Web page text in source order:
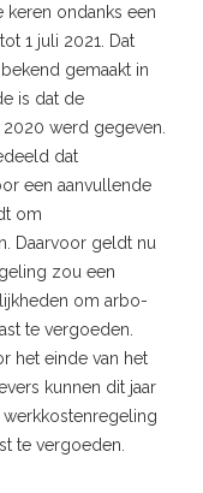
ondanks een
1 juli 2021. Dat
gemaakt in
is dat de
werd gegeven.
dat
een aanvullende
om
Daarvoor geldt nu
zou een
om arbo-
te vergoeden.
het einde van het
kunnen dit jaar
te vergoeden.